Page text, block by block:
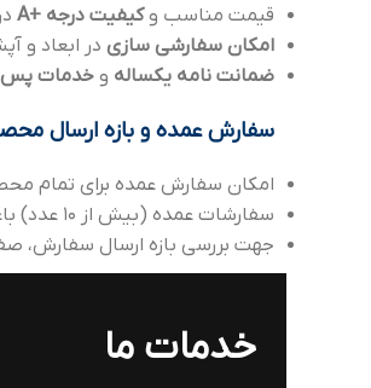
قیمت مناسب وکیفیت درجه +A
امکان سفارشی سازی در ابعاد و
ضمانت نامه یکساله و خدمات پس
سفارش عمده و بازه ارسال
امکان سفارش عمده برای تمام
سفارشات عمده (بیش از 10 عدد) باعث افزایش بازه ارسال می شود، که می توانید با واحد پشتیبانی هماهنگ بفرمایید.
جهت بررسی بازه ارسال سفارش،
خدمات ما